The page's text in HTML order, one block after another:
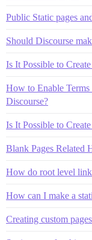
Public Static pages
Should Discourse
Is It Possible to
How to Enable
Discourse?
Is It Possible to
Blank Pages Related
How do root level
How can I make a
Creating custom